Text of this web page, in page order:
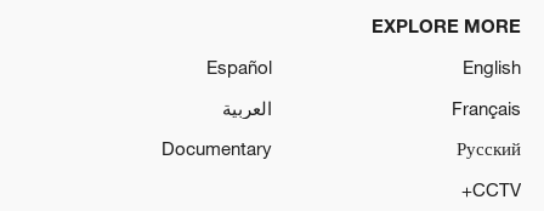
EXPLORE MORE
English
Español
Français
العربية
Русский
Documentary
CCTV+